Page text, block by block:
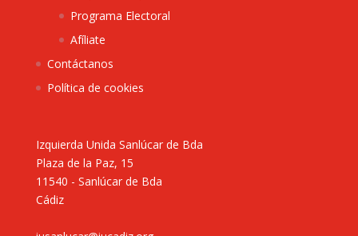
Programa Electoral
Afíliate
Contáctanos
Política de cookies
Izquierda Unida Sanlúcar de Bda
Plaza de la Paz, 15
11540 - Sanlúcar de Bda
Cádiz